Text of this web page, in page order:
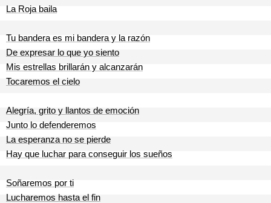
La Roja baila
Tu bandera es mi bandera y la razón
De expresar lo que yo siento
Mis estrellas brillarán y alcanzarán
Tocaremos el cielo
Alegría, grito y llantos de emoción
Junto lo defenderemos
La esperanza no se pierde
Hay que luchar para conseguir los sueños
Soñaremos por ti
Lucharemos hasta el fin